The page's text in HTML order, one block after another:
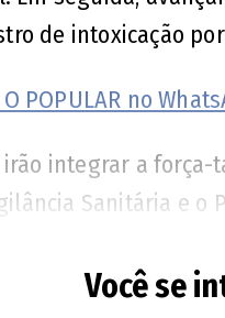
de intoxicação
POPULAR no
integrar a força-
Sanitária e o
casos de intoxicação
Você se